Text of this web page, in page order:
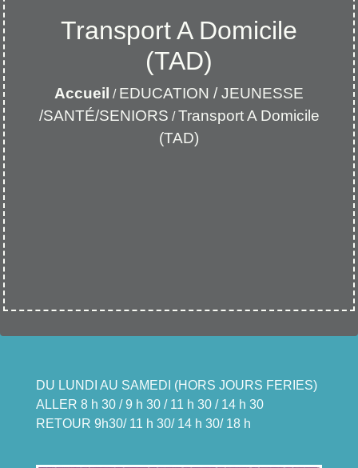
Transport A Domicile
(TAD)
Accueil / EDUCATION / JEUNESSE
/SANTÉ/SENIORS /Transport A Domicile
(TAD)
DU LUNDI AU SAMEDI (HORS JOURS FERIES)
ALLER 8 h 30 / 9 h 30 / 11 h 30 / 14 h 30
RETOUR 9h30/ 11 h 30/ 14 h 30/ 18 h